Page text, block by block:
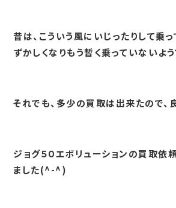
昔は、こういう風にいじったりして乗
ずかしくなりもう暫く乗っていないよう
それでも、多少の買取は出来たので、
ジョグ５０エボリューションの買取依
ました(^-^)